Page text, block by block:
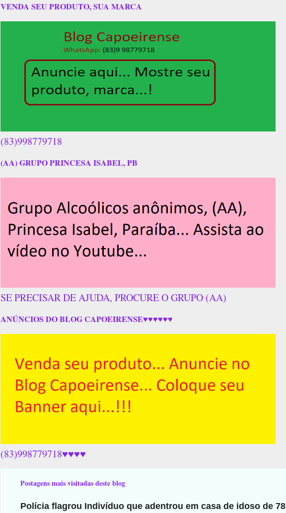
VENDA SEU PRODUTO, SUA MARCA
(83)998779718
(AA) GRUPO PRINCESA ISABEL, PB
SE PRECISAR DE AJUDA, PROCURE O GRUPO (AA)
ANÚNCIOS DO BLOG CAPOEIRENSE♥♥♥♥♥♥
(83)998779718♥♥♥♥
Postagens mais visitadas deste blog
Polícia flagrou Indivíduo que adentrou em casa de idoso de 78